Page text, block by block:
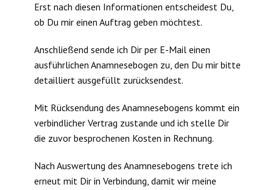
Erst nach diesen Informationen entscheidest Du,
ob Du mir einen Auftrag geben möchtest.
Anschließend sende ich Dir per E-Mail einen
ausführlichen Anamnesebogen zu, den Du mir bitte
detailliert ausgefüllt zurücksendest.
Mit Rücksendung des Anamnesebogens kommt ein
verbindlicher Vertrag zustande und ich stelle Dir
die zuvor besprochenen Kosten in Rechnung.
Nach Auswertung des Anamnesebogens trete ich
erneut mit Dir in Verbindung, damit wir meine